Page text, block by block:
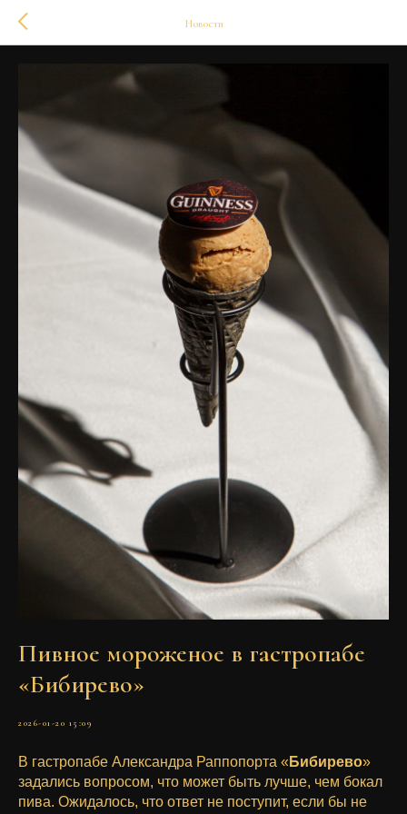
Новости
Пивное мороженое в гастропабе
«Бибирево»
2026-01-20 15:09
В гастропабе Александра Раппопорта « Бибирево»
задались вопросом, что может быть лучше, чем бокал
пива. Ожидалось, что ответ не поступит, если бы не